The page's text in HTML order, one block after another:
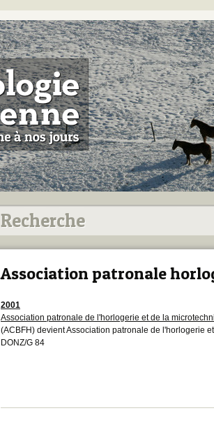
Association patronale
2001
Association patronale de l'horlogerie et de la
(ACBFH) devient Association patronale de l'horlogerie
DONZ/G 84